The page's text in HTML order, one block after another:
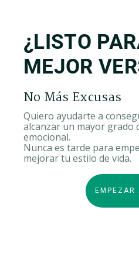
¿LISTO
MEJOR
No Más Excusas
Quiero ayudarte a
alcanzar un mayor grado
emocional.
Nunca es tarde para
mejorar tu estilo de vida.
EMPEZAR